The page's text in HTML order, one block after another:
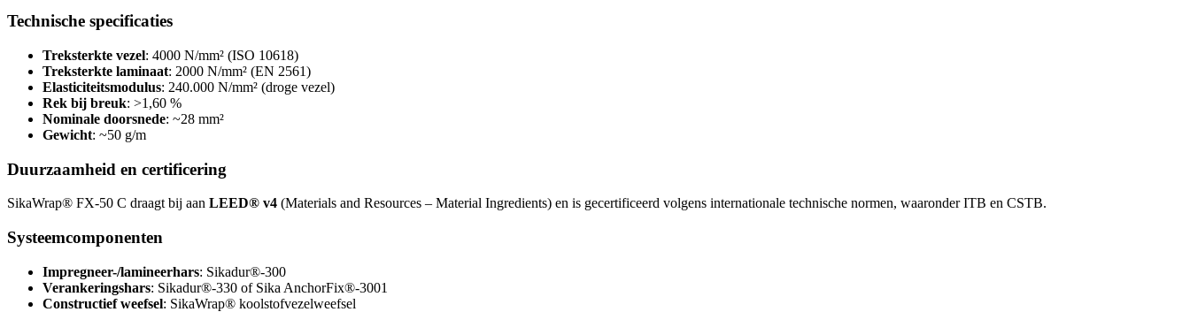
Technische specificaties
Treksterkte vezel: 4000 N/mm² (ISO 10618)
Treksterkte laminaat: 2000 N/mm² (EN 2561)
Elasticiteitsmodulus: 240.000 N/mm² (droge vezel)
Rek bij breuk: >1,60 %
Nominale doorsnede: ~28 mm²
Gewicht: ~50 g/m
Duurzaamheid en certificering
SikaWrap® FX-50 C draagt bij aan LEED® v4 (Materials and Resources – Material Ingredients) en is gecertificeerd volgens internationale technische normen, waaronder ITB en CSTB.
Systeemcomponenten
Impregneer-/lamineerhars: Sikadur®-300
Verankeringshars: Sikadur®-330 of Sika AnchorFix®-3001
Constructief weefsel: SikaWrap® koolstofvezelweefsel